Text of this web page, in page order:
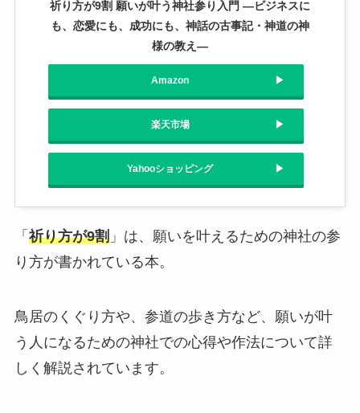
祈り方が9割 願いが叶う神社参り入門 ―ビジネスに
も、恋愛にも、成功にも、神話の古事記・神道の神
様の教え―
Amazon
楽天市場
Yahooショッピング
「 祈り方が9割」は、願いを叶えるための神社の参
り方が書かれている本。
鳥居のくぐり方や、参道の歩き方など、願いが叶
う人になるための神社での心得や作法について詳
しく解説されています。